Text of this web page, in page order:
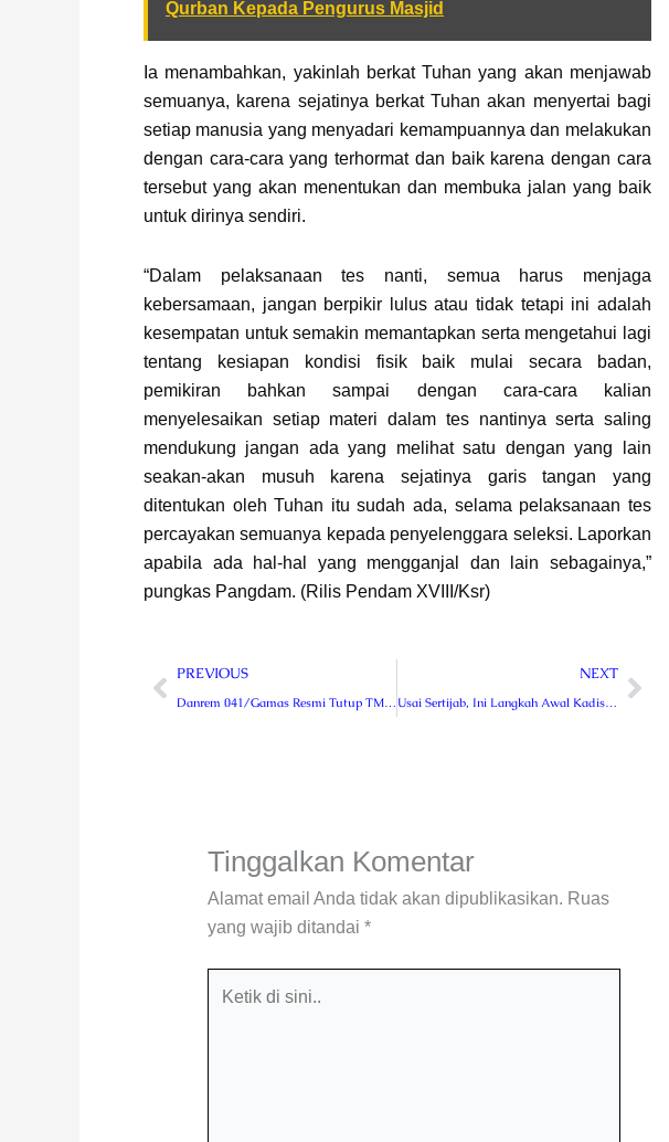
Qurban Kepada Pengurus Masjid
Ia menambahkan, yakinlah berkat Tuhan yang akan menjawab
semuanya, karena sejatinya berkat Tuhan akan menyertai bagi
setiap manusia yang menyadari kemampuannya dan melakukan
dengan cara-cara yang terhormat dan baik karena dengan cara
tersebut yang akan menentukan dan membuka jalan yang baik
untuk dirinya sendiri.
“Dalam pelaksanaan tes nanti, semua harus menjaga
kebersamaan, jangan berpikir lulus atau tidak tetapi ini adalah
kesempatan untuk semakin memantapkan serta mengetahui lagi
tentang kesiapan kondisi fisik baik mulai secara badan,
pemikiran bahkan sampai dengan cara-cara kalian
menyelesaikan setiap materi dalam tes nantinya serta saling
mendukung jangan ada yang melihat satu dengan yang lain
seakan-akan musuh karena sejatinya garis tangan yang
ditentukan oleh Tuhan itu sudah ada, selama pelaksanaan tes
percayakan semuanya kepada penyelenggara seleksi. Laporkan
apabila ada hal-hal yang mengganjal dan lain sebagainya,”
pungkas Pangdam. (Rilis Pendam XVIII/Ksr)
Prev
PREVIOUS
Danrem 041/Gamas Resmi Tutup TMMD Ke 115 Kodim 0409/RL
NEXT
Usai Sertijab, Ini Langkah Awal Kadis Diskominfo-SP Lebong yang Baru
Next
Tinggalkan Komentar
Alamat email Anda tidak akan dipublikasikan. Ruas
yang wajib ditandai *